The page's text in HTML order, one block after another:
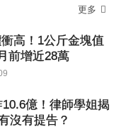
更多
高！1公斤金塊值
前增近28萬
億！律師學姐揭
沒有提告？